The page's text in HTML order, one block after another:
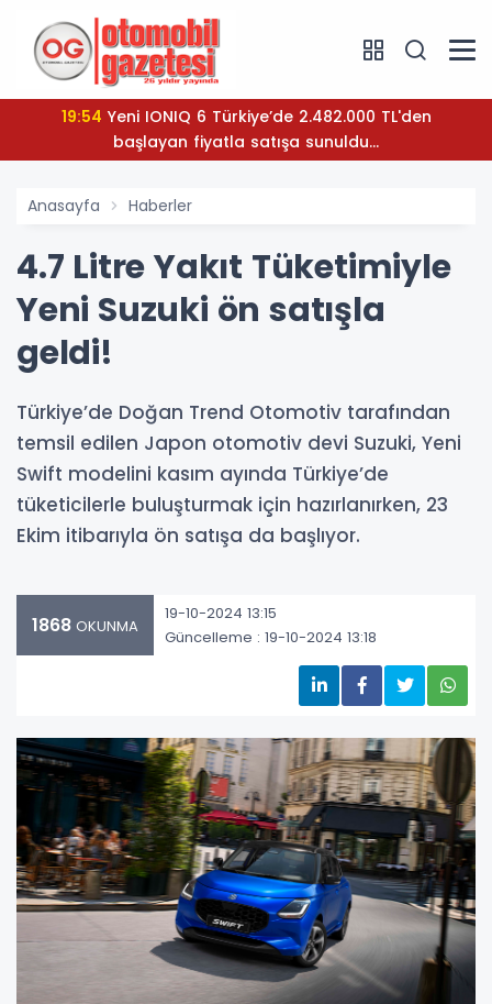
19:54
başlayan fiyatla satışa sunuldu...
Anasayfa Haberler
4.7 Litre Yakıt Tüketimiyle
Yeni Suzuki ön satışla
geldi!
Türkiye’de Doğan Trend Otomotiv tarafından
temsil edilen Japon otomotiv devi Suzuki, Yeni
Swift modelini kasım ayında Türkiye’de
tüketicilerle buluşturmak için hazırlanırken, 23
Ekim itibarıyla ön satışa da başlıyor.
1868 OKUNMA
19-10-2024 13:15
Güncelleme : 19-10-2024 13:18